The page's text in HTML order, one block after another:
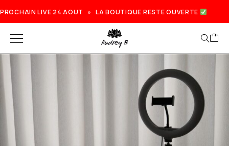
PROCHAIN LIVE 24 AOUT » LA BOUTIQUE RESTE OUVERTE